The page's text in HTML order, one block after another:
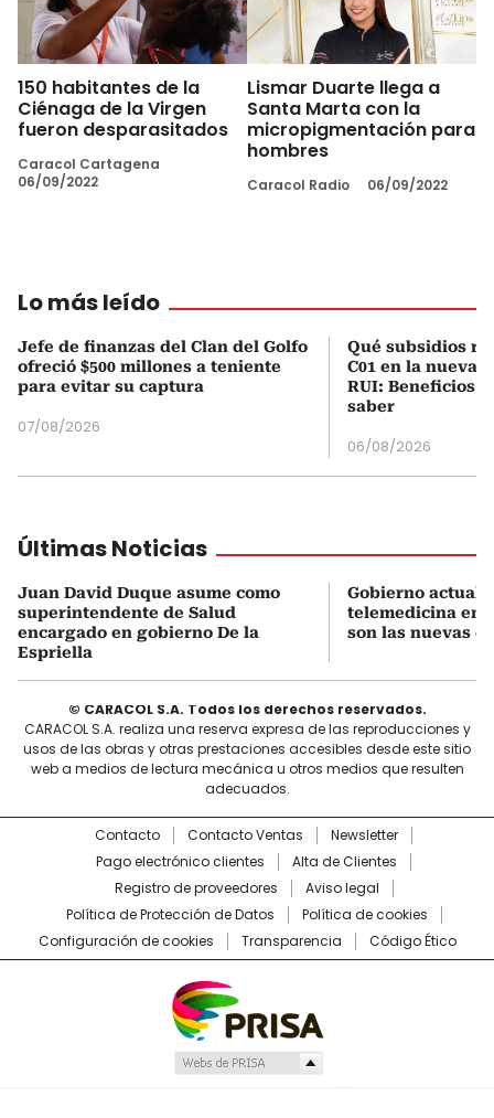
150 habitantes de la
Ciénaga de la Virgen
fueron desparasitados
Caracol Cartagena
06/09/2022
Lismar Duarte llega a
Santa Marta con la
micropigmentación para
hombres
Caracol Radio 06/09/2022
Lo más leído
Jefe de finanzas del Clan del Golfo
ofreció $500 millones a teniente
para evitar su captura
07/08/2026
Qué subsidios
C01 en la nueva
RUI: Beneficios
saber
06/08/2026
Últimas Noticias
Juan David Duque asume como
superintendente de Salud
encargado en gobierno De la
Espriella
Gobierno
telemedicina en
son las nuevas
© CARACOL S.A. Todos los derechos reservados.
CARACOL S.A. realiza una reserva expresa de las reproducciones y
usos de las obras y otras prestaciones accesibles desde este sitio
web a medios de lectura mecánica u otros medios que resulten
adecuados.
Contacto Contacto Ventas
Newsletter
Pago electrónico clientes
Alta de Clientes
Registro de proveedores
Aviso legal
Política de Protección de Datos
Política de cookies
Configuración de cookies
Transparencia Código Ético